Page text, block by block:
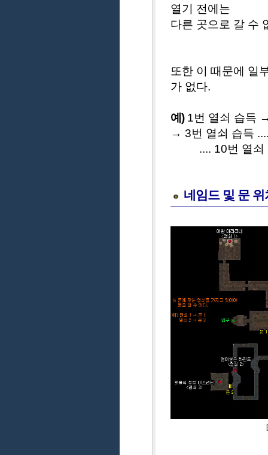
열기 전에는
다른 곳으로 갈 수
또한 이 때문에 일
가 없다.
예)1번 열쇠 습득
→ 3번 열쇠 습득
.... 10번 열쇠
네임드 및 문 위